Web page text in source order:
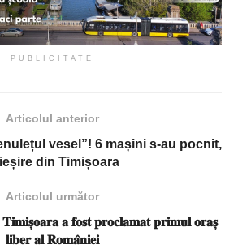
PUBLICITATE
Articolul anterior
vesel”! 6 mașini s-au pocnit,
ieșire din Timișoara
Articolul următor
𝐚 𝐟𝐨𝐬𝐭 𝐩𝐫𝐨𝐜𝐥𝐚𝐦𝐚𝐭 𝐩𝐫𝐢𝐦𝐮𝐥 𝐨𝐫𝐚𝐬̦
𝐥𝐢𝐛𝐞𝐫 𝐚𝐥 𝐑𝐨𝐦𝐚̂𝐧𝐢𝐞𝐢